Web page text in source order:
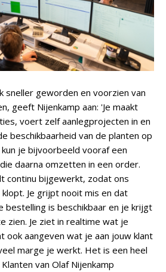
sneller geworden en voorzien van
geeft Nijenkamp aan: 'Je maakt
voert zelf aanlegprojecten in en
beschikbaarheid van de planten op
je bijvoorbeeld vooraf een
daarna omzetten in een order.
continu bijgewerkt, zodat ons
Je grijpt nooit mis en dat
bestelling is beschikbaar en je krijgt
zien. Je ziet in realtime wat je
ook aangeven wat je aan jouw klant
marge je werkt. Het is een heel
van Olaf Nijenkamp